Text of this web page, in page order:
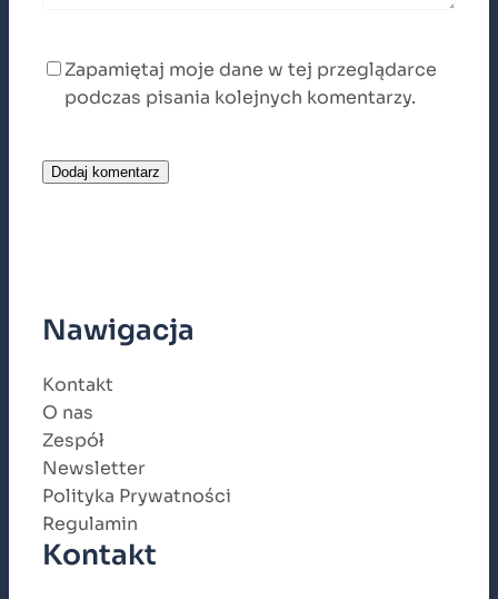
Zapamiętaj moje dane w tej przeglądarce
podczas pisania kolejnych komentarzy.
Nawigacja
Kontakt
O nas
Zespół
Newsletter
Polityka Prywatności
Regulamin
Kontakt